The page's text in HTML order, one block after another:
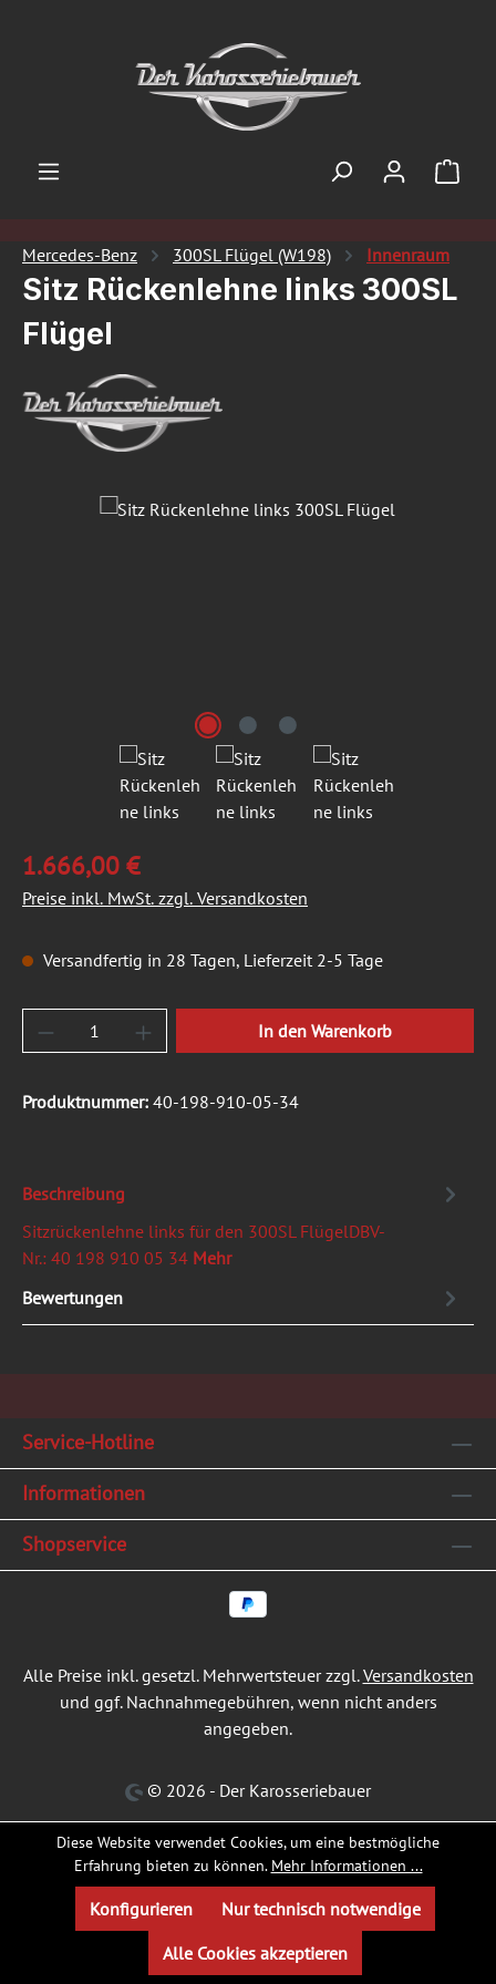
Mercedes-Benz 300SL Flügel (W198) Innenraum
Sitz Rückenlehne links 300SL
Flügel
Bildergalerie überspringen
1.666,00 €
Preise inkl. MwSt. zzgl. Versandkosten
Versandfertig in 28 Tagen, Lieferzeit 2-5 Tage
Produkt Anzahl: Gib den gewünschten
In den Warenkorb
Produktnummer: 40-198-910-05-34
Beschreibung
Sitzrückenlehne links für den 300SL FlügelDBV-
Nr.: 40 198 910 05 34 Mehr
Bewertungen
Service-Hotline
Informationen
Shopservice
Alle Preise inkl. gesetzl. Mehrwertsteuer zzgl.Versandkosten
und ggf. Nachnahmegebühren, wenn nicht anders
angegeben.
© 2026 - Der Karosseriebauer
Diese Website verwendet Cookies, um eine bestmögliche
Erfahrung bieten zu können. Mehr Informationen ...
Nur technisch notwendige
Konfigurieren
Alle Cookies akzeptieren